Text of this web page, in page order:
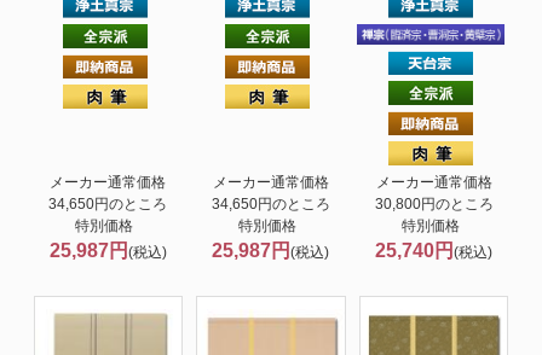
メーカー通常価格
34,650円のところ
特別価格
25,987円 (税込)
メーカー通常価格
34,650円のところ
特別価格
25,987円(税込)
メーカー通常価格
30,800円のところ
特別価格
25,740円(税込)